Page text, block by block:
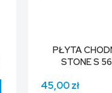
PŁYTA
STONE S
45,00 zł